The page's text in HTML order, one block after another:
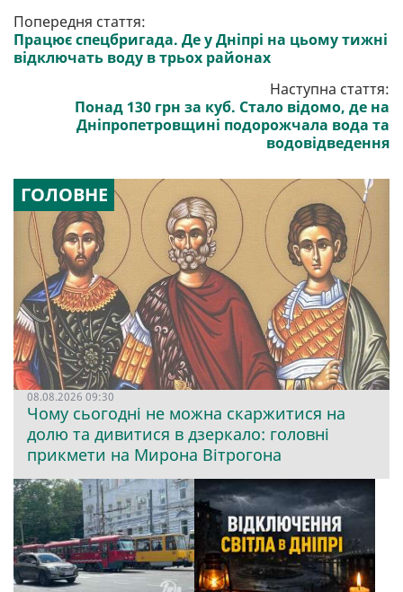
Попередня стаття:
Працює спецбригада. Де у Дніпрі на цьому тижні
відключать воду в трьох районах
Наступна стаття:
Понад 130 грн за куб. Стало відомо, де на
Дніпропетровщині подорожчала вода та
водовідведення
ГОЛОВНЕ
08.08.2026 09:30
Чому сьогодні не можна скаржитися на
долю та дивитися в дзеркало: головні
прикмети на Мирона Вітрогона